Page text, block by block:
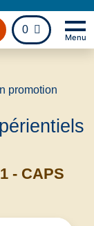
0
fichier
Menu
- CAPS